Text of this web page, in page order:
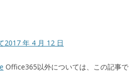
2017 年 4 月 12 日
Office365以外については、この記事で